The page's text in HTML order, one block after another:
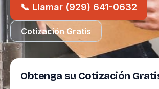
📞 Llamar (929) 641-0632
Cotización Gratis
Obtenga su Cotización